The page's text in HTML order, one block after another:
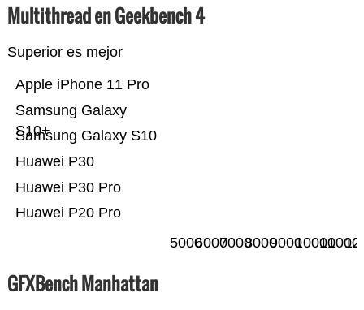
Multithread en Geekbench 4
Superior es mejor
Huawei P20 Pro
Huawei P30 Pro
Huawei P30
Samsung Galaxy S10
Samsung Galaxy
S10+
Apple iPhone 11 Pro
500060007000800090001000011000
GFXBench Manhattan